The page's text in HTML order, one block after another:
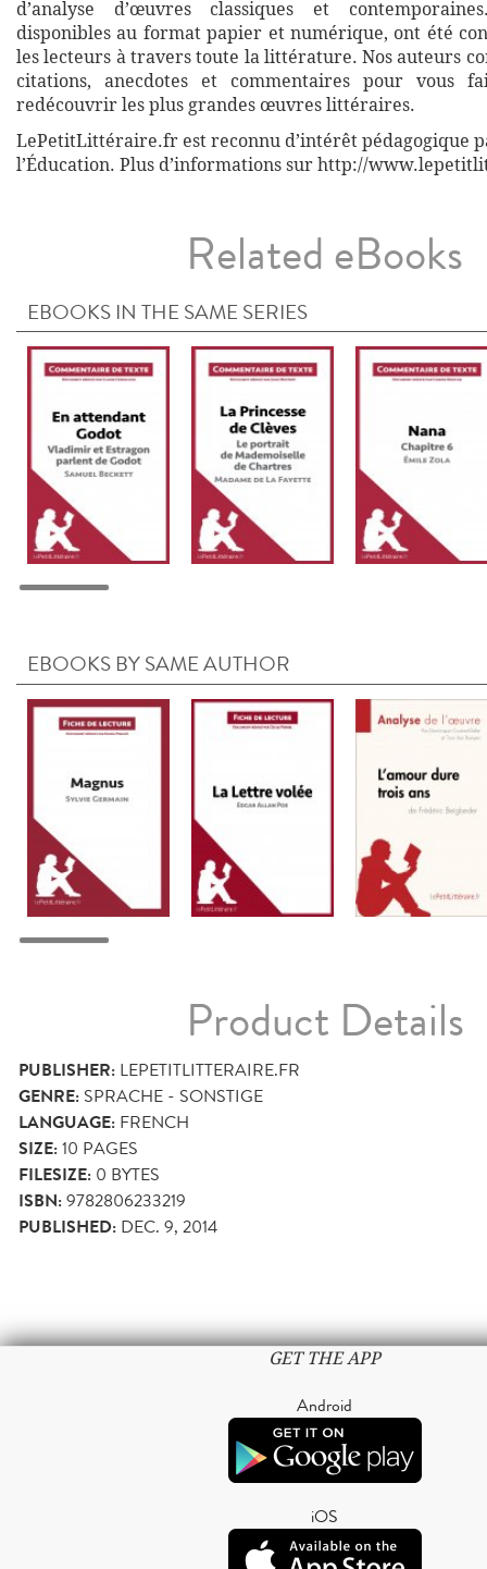
d’analyse d’œuvres classiques et
disponibles au format papier et numérique, ont été
les lecteurs à travers toute la littérature. Nos auteurs
citations, anecdotes et commentaires pour vous
redécouvrir les plus grandes œuvres littéraires.
LePetitLittéraire.fr est reconnu d’intérêt pédagogique
l’Éducation. Plus d’informations sur http://
Related eBooks
EBOOKS IN THE SAME SERIES
EBOOKS BY SAME AUTHOR
Product Details
PUBLISHER: LEPETITLITTERAIRE.FR
GENRE: SPRACHE - SONSTIGE
LANGUAGE: FRENCH
SIZE:10 PAGES
FILESIZE: 0 BYTES
ISBN:9782806233219
PUBLISHED: DEC. 9, 2014
GET THE APP
Android
iOS